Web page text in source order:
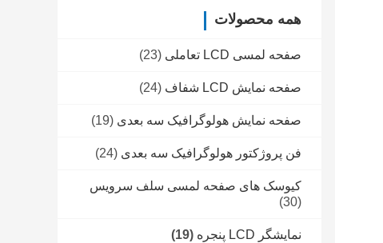
همه محصولات
صفحه لمسی LCD تعاملی (23)
صفحه نمایش LCD شفاف (24)
صفحه نمایش هولوگرافیک سه بعدی (19)
فن پروژکتور هولوگرافیک سه بعدی (24)
کیوسک های صفحه لمسی سلف سرویس
(30)
نمایشگر LCD پنجره (19)